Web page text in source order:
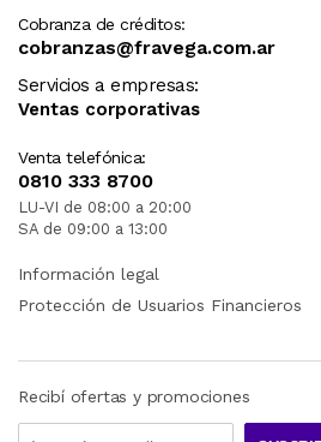
Cobranza de créditos:
cobranzas@fravega.com.ar
Servicios a empresas:
Ventas corporativas
Venta telefónica:
0810 333 8700
LU-VI de 08:00 a 20:00
SA de 09:00 a 13:00
Información legal
Protección de Usuarios Financieros
Recibí ofertas y promociones